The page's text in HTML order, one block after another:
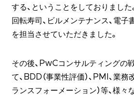
する、ということをしておりまし
回転寿司、ビルメンテナンス、電
を担当させていただきました。
その後、PwCコンサルティングの
て、BDD（事業性評価）、PMI、業務
ランスフォーメーション）等、様々